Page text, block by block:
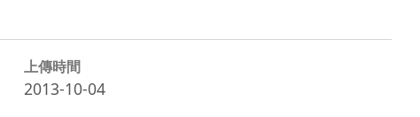
上傳時間
2013-10-04